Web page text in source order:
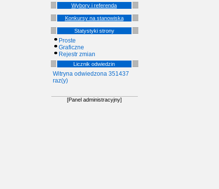
Wybory i referenda
Konkursy na stanowiska
Statystyki strony
Proste
Graficzne
Rejestr zmian
Licznik odwiedzin
Witryna odwiedzona 351437
raz(y)
[Panel administracyjny]